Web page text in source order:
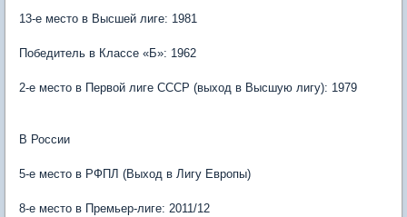
13-е место в Высшей лиге: 1981
Победитель в Классе «Б»: 1962
2-е место в Первой лиге СССР (выход в Высшую лигу): 1979
В России
5-е место в РФПЛ (Выход в Лигу Европы)
8-е место в Премьер-лиге: 2011/12